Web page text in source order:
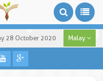
28 October 2020 Malay